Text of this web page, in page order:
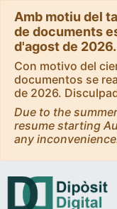
Amb motiu del
de documents
d'agost de
Con motivo del
documentos se
de 2026.
Due to the
resume starting
any